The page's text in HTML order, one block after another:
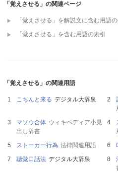
「覚えさせる」の関連ページ
「覚えさせる」を解説文に含む用語
「覚えさせる」を含む用語の索引
「覚えさせる」の関連用語
こちんと来る デジタル大辞泉
マソウ合体 ウィキペディア小見
出し辞書
ストーカー行為 法律関連用語
聴覚口話法 デジタル大辞泉